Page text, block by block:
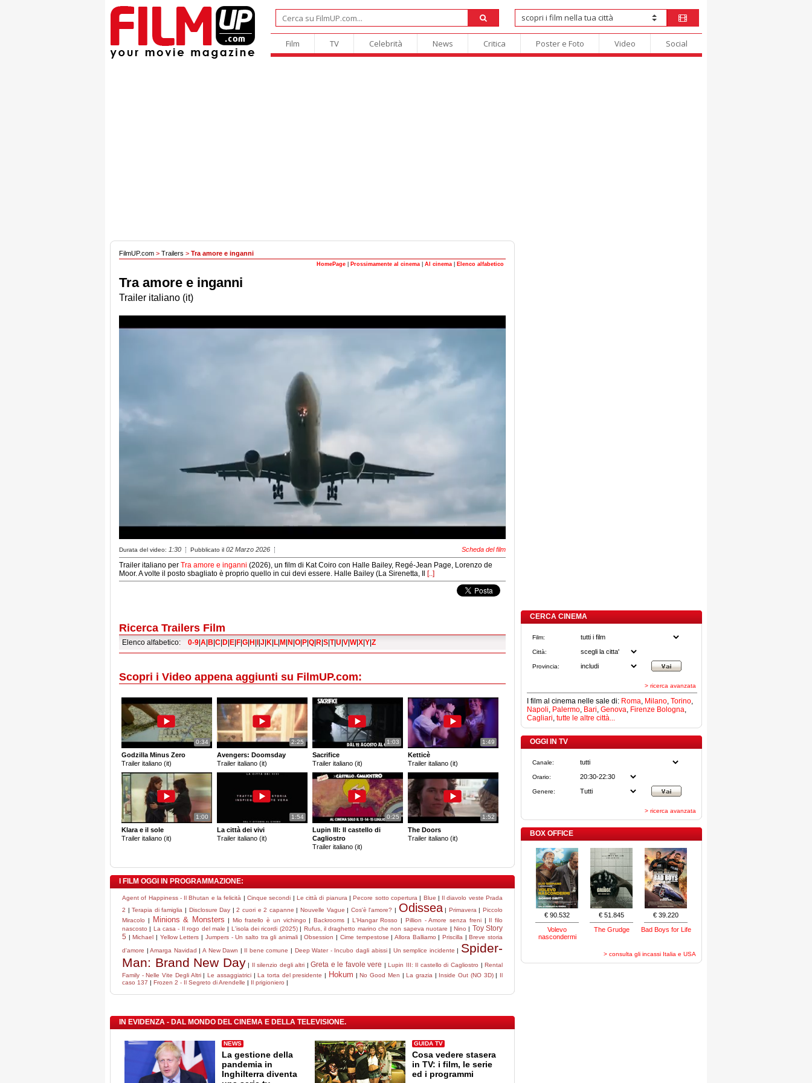
Film TV Celebrità News Critica Poster e Foto Video Social
FilmUP.com > Trailers > Tra amore e inganni
HomePage Prossimamente al cinema Al cinema Elenco alfabetico
Tra amore e inganni
Trailer italiano (it)
Durata del video: 1:30 Pubblicato il 02 Marzo 2026 Scheda del film
Trailer italiano per Tra amore e inganni (2026), un film di Kat Coiro con Halle Bailey, Regé-Jean Page, Lorenzo de
Moor. A volte il posto sbagliato è proprio quello in cui devi essere. Halle Bailey (La Sirenetta, Il [..]
Ricerca Trailers Film
Elenco alfabetico: 0-9|A|B|C|D|E|F|G|H|I|J|K|L|M|N|O|P|Q|R|S|T|U|V|W|X|Y|Z
Scopri i Video appena aggiunti su FilmUP.com:
0:34
Godzilla Minus Zero
Trailer italiano (it)
2:25
Avengers: Doomsday
Trailer italiano (it)
1:03
Sacrifice
Trailer italiano (it)
1:49
Ketticè
Trailer italiano (it)
1:00
Klara e il sole
Trailer italiano (it)
1:54
La città dei vivi
Trailer italiano (it)
0:25
Lupin III: Il castello di
Cagliostro
Trailer italiano (it)
1:52
The Doors
Trailer italiano (it)
I FILM OGGI IN PROGRAMMAZIONE:
Agent of Happiness - Il Bhutan e la felicità | Cinque secondi | Le città di pianura |Pecore sotto copertura | Blue | Il diavolo veste Prada
2 |Terapia di famiglia | Disclosure Day |2 cuori e 2 capanne |Nouvelle Vague | Cos'è l'amore? | Odissea| Primavera |Piccolo
Miracolo | Minions & Monsters | Mio fratello è un vichingo | Backrooms | L'Hangar Rosso | Pillion - Amore senza freni| Il filo
nascosto | La casa - Il rogo del male | L'isola dei ricordi (2025)| Rufus, il draghetto marino che non sapeva nuotare | Nino | Toy Story
5 |Michael | Yellow Letters | Jumpers - Un salto tra gli animali |Obsession | Cime tempestose | Allora Balliamo | Priscilla |Breve storia
d'amore |Amarga Navidad | A New Dawn | Il bene comune | Deep Water - Incubo dagli abissi| Un semplice incidente | Spider-
Man: Brand New Day | Il silenzio degli altri |Greta e le favole vere |Lupin III: Il castello di Cagliostro |Rental
Family - Nelle Vite Degli Altri|Le assaggiatrici|La torta del presidente | Hokum |No Good Men |La grazia | Inside Out (NO 3D)| Il
caso 137 | Frozen 2 - Il Segreto di Arendelle | Il prigioniero |
IN EVIDENZA - DAL MONDO DEL CINEMA E DELLA TELEVISIONE.
NEWS
La gestione della
pandemia in
Inghilterra diventa
GUIDA TV
Cosa vedere stasera
in TV: i film, le serie
ed i programmi
CERCA CINEMA
Film:
Città:
Provincia:
> ricerca avanzata
I film al cinema nelle sale di: Roma, Milano, Torino,
Napoli, Palermo, Bari, Genova, Firenze Bologna,
Cagliari, tutte le altre città...
OGGI IN TV
Canale:
Orario:
Genere:
> ricerca avanzata
BOX OFFICE
€ 90.532
Volevo
nascondermi
€ 51.845
The Grudge
€ 39.220
Bad Boys for Life
> consulta gli incassi Italia e USA